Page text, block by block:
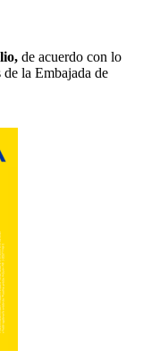
de acuerdo con lo
de la Embajada de